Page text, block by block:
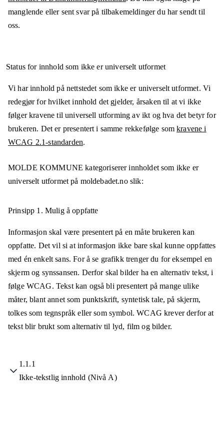
manglende eller sent svar på tilbakemeldinger du har sendt til
oss.
Status for innhold som ikke er universelt utformet
Vi har innhold på nettstedet som ikke er universelt utformet. Vi
redegjør for hvilket innhold det gjelder, årsaken til at vi ikke
følger kravene til universell utforming av ikt og hva det betyr for
brukeren. Det er presentert i samme rekkefølge somkravene i
WCAG 2.1-standarden.
MOLDE KOMMUNE kategoriserer innholdet som ikke er
universelt utformet på moldebadet.noslik:
Prinsipp 1. Mulig å oppfatte
Informasjon skal være presentert på en måte brukeren kan
oppfatte. Det vil si at informasjon ikke bare skal kunne oppfattes
med én enkelt sans. For å se grafikk trenger du for eksempel en
skjerm og synssansen. Derfor skal bilder ha en alternativ tekst, i
følge WCAG. Tekst kan også bli presentert på mange ulike
måter, blant annet som punktskrift, syntetisk tale, på skjerm,
tolkes som tegnspråk eller som symbol. WCAG krever derfor at
tekst blir brukt som alternativ til lyd, film og bilder.
1.1.1
Ikke-tekstlig innhold (Nivå A)